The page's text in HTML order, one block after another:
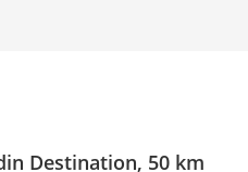
Destination, 50 km